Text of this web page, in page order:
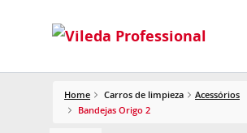
Home Carros de limpieza
Acessórios
Bandejas Origo 2